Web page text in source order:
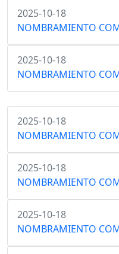
2025-10-18
NOMBRAMIENTO
2025-10-18
NOMBRAMIENTO
2025-10-18
NOMBRAMIENTO
2025-10-18
NOMBRAMIENTO
2025-10-18
NOMBRAMIENTO